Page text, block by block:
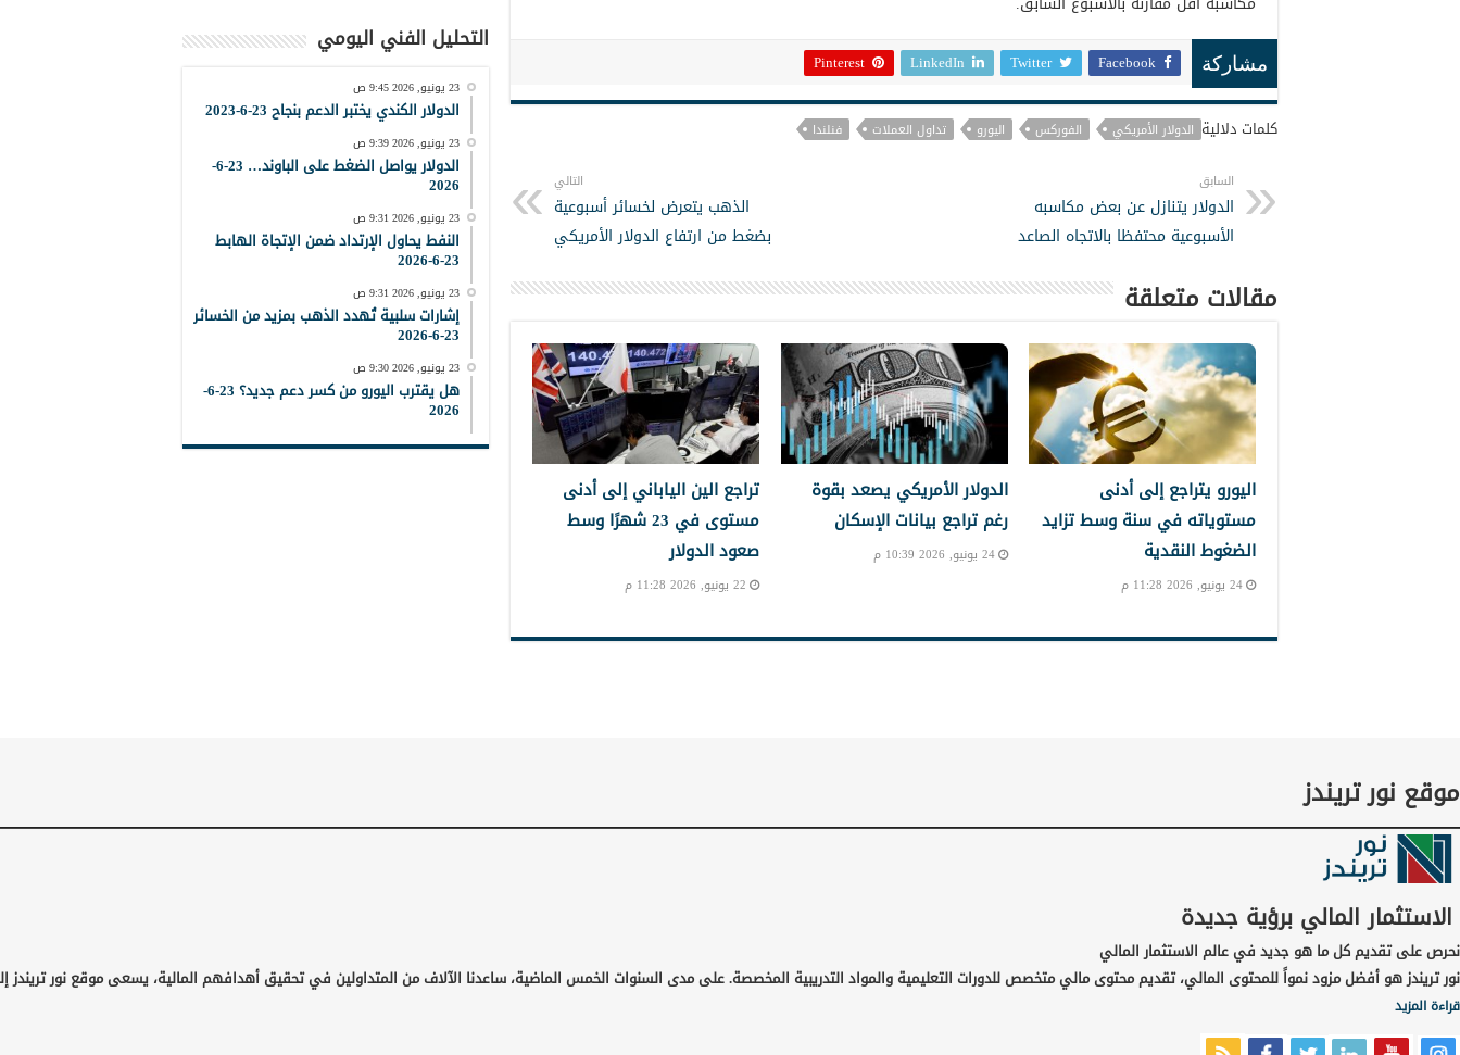
مشاركة Facebook
Twitter
LinkedIn
Pinterest
كلمات دلالية الدولار الأمريكي الفوركس اليورو تداول العملات فنلندا
السابق
الدولار يتنازل عن بعض مكاسبه
الأسبوعية محتفظا بالاتجاه الصاعد
التالي
الذهب يتعرض لخسائر أسبوعية
بضغط من ارتفاع الدولار الأمريكي
مقالات متعلقة
اليورو يتراجع إلى أدنى
مستوياته في سنة وسط تزايد
الضغوط النقدية
24 يونيو, 2026 11:28 م
الدولار الأمريكي يصعد بقوة
رغم تراجع بيانات الإسكان
24 يونيو, 2026 10:39 م
تراجع الين الياباني إلى أدنى
مستوى في 23 شهرًا وسط
صعود الدولار
22 يونيو, 2026 11:28 م
التحليل الفني اليومي
23 يونيو, 2026 9:45 ص
الدولار الكندي يختبر الدعم بنجاح 23-6-2023
23 يونيو, 2026 9:39 ص
الدولار يواصل الضغط على الباوند… 23-6-
2026
23 يونيو, 2026 9:31 ص
النفط يحاول الإرتداد ضمن الإتجاة الهابط
23-6-2026
23 يونيو, 2026 9:31 ص
إشارات سلبية تُهدد الذهب بمزيد من الخسائر
23-6-2026
23 يونيو, 2026 9:30 ص
هل يقترب اليورو من كسر دعم جديد؟ 23-6-
2026
موقع نور تريندز
الاستثمار المالي برؤية جديدة
نحرص على تقديم كل ما هو جديد في عالم الاستثمار المالي
نور تريندز هو أفضل مزود نمواً للمحتوى المالي، تقديم محتوى مالي متخصص للدورات التعليمية والمواد التدريبية المخصصة. على مدى السنوات الخمس الماضية، ساعدنا الآلاف من المتداولين في تحقيق أهدافهم المالية، يسعى موقع نور تريندز
قراءة المزيد